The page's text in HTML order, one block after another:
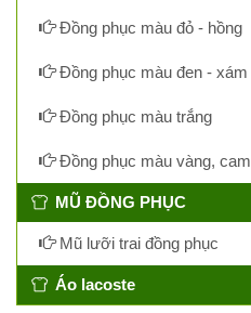
Đồng phục màu đỏ - hồng
Đồng phục màu đen - xám
Đồng phục màu trắng
Đồng phục màu vàng, cam
MŨ ĐỒNG PHỤC
Mũ lưỡi trai đồng phục
Áo lacoste